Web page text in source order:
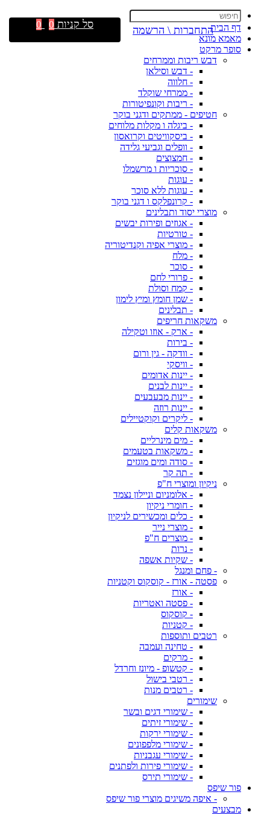
דף הבית
מאמא מונא
סופר מרקט
דבש ריבות וממרחים
- דבש וסילאן
- חלווה
- ממרחי שוקלד
- ריבות וקונפיטורות
חטיפים - ממתקים ודגני בוקר
- ביגלה ו מקלות מלוחים
- ביסקוויטים וקרואסון
- וופלים וגביעי גלידה
- חמצוצים
- סוכריות ו מרשמלו
- עוגות
- עוגות ללא סוכר
- קרונפלקס ו דגני בוקר
מוצרי יסוד ותבלינים
- אגוזים ופירות יבשים
- טורטיות
- מוצרי אפיה וקנדיטוריה
- מלח
- סוכר
- פרורי לחם
- קמח וסולת
- שמן חומץ ומיץ לימון
- תבלינים
משקאות חריפים
- ארק - אוזו וטקילה
- בירות
- וודקה - גין ורום
- וויסקי
- יינות אדומים
- יינות לבנים
- יינות מבעבעים
- יינות רוזה
- ליקרים וקוקטיילים
משקאות קלים
- מים מינרליים
- משקאות בטעמים
- סודה ומים מוגזים
- תה קר
ניקיון ומוצרי ח"פ
- אלומניום וניילון נצמד
- חומרי ניקיון
- כלים ומכשירים לניקיון
- מוצרי נייר
- מוצרים ח"פ
- נרות
- שקיות אשפה
- פחם ומנגל
פסטה - אורז - קוסקוס וקטניות
- אורז
- פסטה ואטריות
- קוסקוס
- קטניות
רטבים ותוספות
- טחינה ועמבה
- מרקים
- קטשופ - מיונז וחרדל
- רטבי בישול
- רטבים מנות
שימורים
- שימורי דגים ובשר
- שימורי זיתים
- שימורי ירקות
- שימורי מלפפונים
- שימורי עגבניות
- שימורי פירות ולפתנים
- שימורי תירס
פור שיפס
- איפה משיגים מוצרי פור שיפס
מבצעים
התחברות \ הרשמה סל קניות 0
0